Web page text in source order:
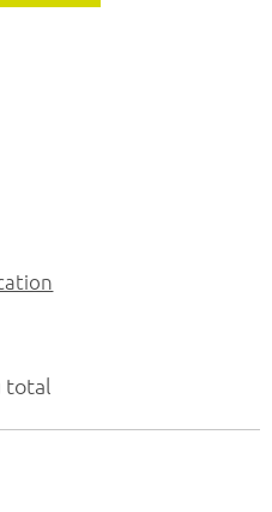
total